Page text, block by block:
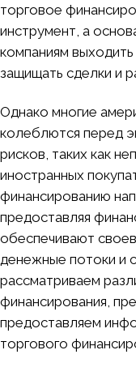
торговое
инструмент, а
компаниям
защищать сделки и
Однако многие
колеблются перед
рисков, таких как
иностранных
финансированию
предоставляя
обеспечивают
денежные потоки и
рассматриваем
финансирования,
предоставляем
торгового